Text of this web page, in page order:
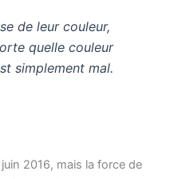
de leur couleur,
quelle couleur
simplement mal.
2016, mais la force de